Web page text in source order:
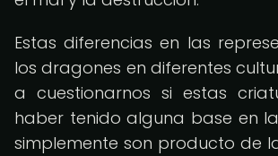
Estas diferencias en las
los dragones en diferentes
a cuestionarnos si estas
haber tenido alguna base en
simplemente son producto de